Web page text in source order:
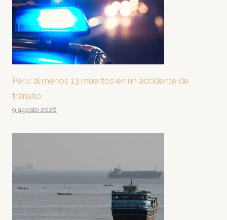
Perú: al menos 13 muertos en un accidente de
tránsito
9 agosto 2026